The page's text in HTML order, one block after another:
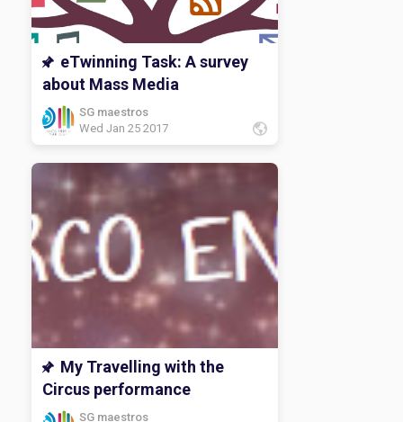
eTwinning Task: A survey
about Mass Media
SG maestros
Wed Jan 25 2017
My Travelling with the
Circus performance
SG maestros